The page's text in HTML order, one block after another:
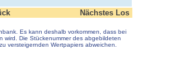
Nächstes Los
Es kann deshalb vorkommen, dass bei
wird. Die Stückenummer des abgebildeten
versteigernden Wertpapiers abweichen.